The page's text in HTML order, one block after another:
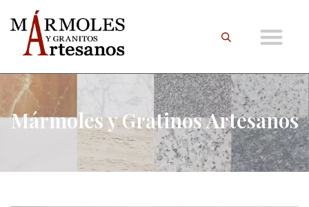
Mármoles y Gratinos Artesanos